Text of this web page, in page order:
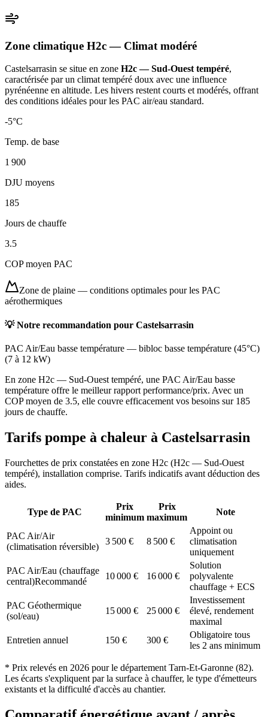
Zone climatique H2c— Climat modéré
Castelsarrasin se situe en zone H2c — Sud-Ouest tempéré,
caractérisée par un climat tempéré doux avec une influence
pyrénéenne en altitude. Les hivers restent courts et modérés, offrant
des conditions idéales pour les PAC air/eau standard.
-5°C
Temp. de base
1 900
DJU moyens
185
Jours de chauffe
3.5
COP moyen PAC
Zone de plaine — conditions optimales pour les PAC
aérothermiques
💡 Notre recommandation pour Castelsarrasin
PAC Air/Eau basse température — bibloc basse température (45°C)
(7 à 12 kW)
En zone H2c — Sud-Ouest tempéré, une PAC Air/Eau basse
température offre le meilleur rapport performance/prix. Avec un
COP moyen de 3.5, elle couvre efficacement vos besoins sur 185
jours de chauffe.
Tarifs pompe à chaleur à Castelsarrasin
Fourchettes de prix constatées en zone H2c (H2c — Sud-Ouest
tempéré), installation comprise. Tarifs indicatifs avant déduction des
aides.
Type de PAC
Prix
minimum
Prix
maximum
Note
PAC Air/Air
(climatisation réversible)
3 500 € 8 500 €
Appoint ou
climatisation
uniquement
PAC Air/Eau (chauffage
central)Recommandé
10 000 € 16 000 €
Solution
polyvalente
chauffage + ECS
PAC Géothermique
(sol/eau)
15 000 € 25 000 €
Investissement
élevé, rendement
maximal
Entretien annuel
150 € 300 €
Obligatoire tous
les 2 ans minimum
* Prix relevés en 2026 pour le département Tarn-Et-Garonne (82).
Les écarts s'expliquent par la surface à chauffer, le type d'émetteurs
existants et la difficulté d'accès au chantier.